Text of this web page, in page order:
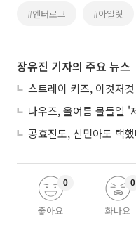
#엔터로그 #아일릿
장유진 기자의 주요 뉴스
좋아요
0
화나요
0